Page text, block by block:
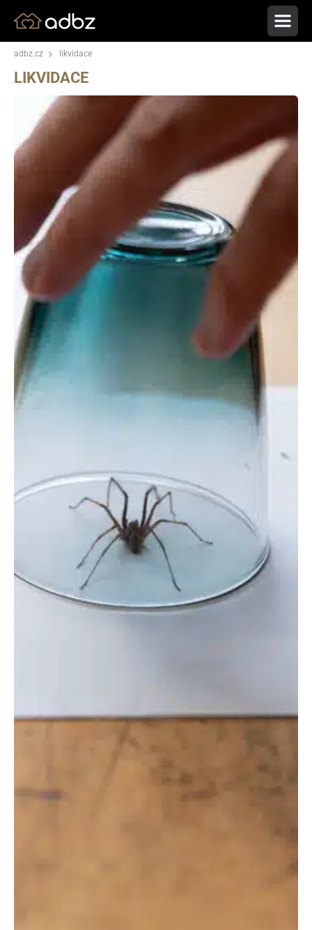
adbz.cz likvidace
LIKVIDACE